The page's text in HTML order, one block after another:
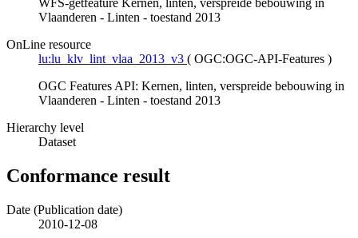
WFS-getfeature Kernen, linten, verspreide bebouwing in
Vlaanderen - Linten - toestand 2013
OnLine resource
lu:lu_klv_lint_vlaa_2013_v3 ( OGC:OGC-API-Features )
OGC Features API: Kernen, linten, verspreide bebouwing in
Vlaanderen - Linten - toestand 2013
Hierarchy level
Dataset
Conformance result
Date (Publication date)
2010-12-08